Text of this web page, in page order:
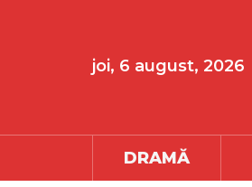
joi, 6 august, 2026
DRAMĂ